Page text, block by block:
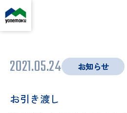
2021.05.24 お知らせ
お引き渡し